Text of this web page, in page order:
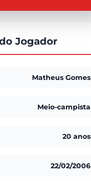
Jogador
Matheus Gomes
Meio-campista
20 anos
22/02/2006